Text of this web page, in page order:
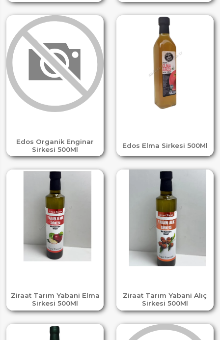
Edos Organik Enginar
Sirkesi 500Ml
Edos Elma Sirkesi 500Ml
Ziraat Tarım Yabani Elma
Sirkesi 500Ml
Ziraat Tarım Yabani Alıç
Sirkesi 500Ml